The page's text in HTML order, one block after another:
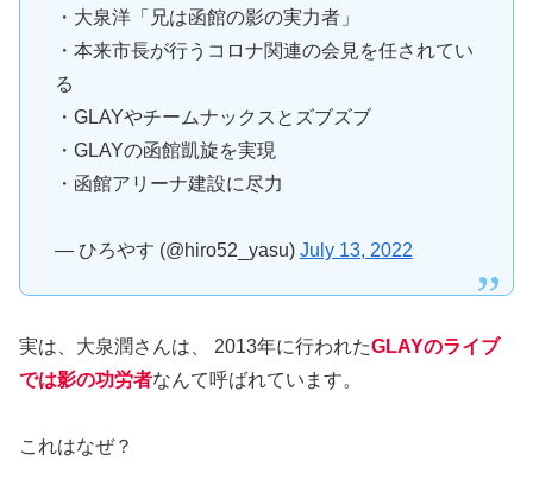
・大泉洋「兄は函館の影の実力者」
・本来市長が行うコロナ関連の会見を任されてい
る
・GLAYやチームナックスとズブズブ
・GLAYの函館凱旋を実現
・函館アリーナ建設に尽力
— ひろやす (@hiro52_yasu) July 13, 2022
実は、大泉潤さんは、 2013年に行われたGLAYのライブ
では影の功労者なんて呼ばれています。
これはなぜ？